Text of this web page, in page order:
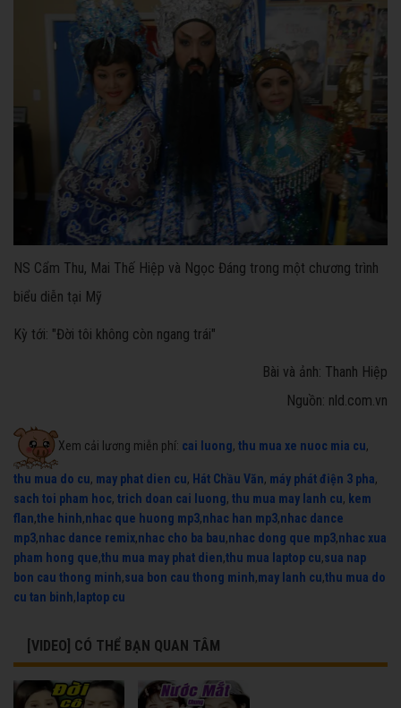
NS Cẩm Thu, Mai Thế Hiệp và Ngọc Đáng trong một chương trình
biểu diễn tại Mỹ
Kỳ tới: "Đời tôi không còn ngang trái"
Bài và ảnh: Thanh Hiệp
Nguồn: nld.com.vn
Xem cải lương miễn phí: cai luong, thu mua xe nuoc mia cu,
thu mua do cu, may phat dien cu, Hát Chầu Văn, máy phát điện 3 pha,
sach toi pham hoc, trich doan cai luong, thu mua may lanh cu, kem
flan,the hinh,nhac que huong mp3,nhac han mp3,nhac dance
mp3,nhac dance remix,nhac cho ba bau,nhac dong que mp3,nhac xua
pham hong que,thu mua may phat dien,thu mua laptop cu,sua nap
bon cau thong minh,sua bon cau thong minh,may lanh cu,thu mua do
cu tan binh, laptop cu
[VIDEO] CÓ THỂ BẠN QUAN TÂM